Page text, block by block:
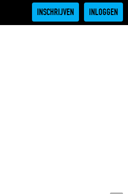
INSCHRIJVEN INLOGGEN